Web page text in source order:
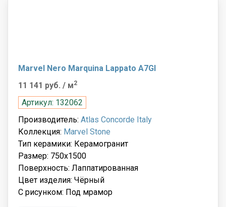
Marvel Nero Marquina Lappato A7GI
11 141 руб. / м2
Артикул: 132062
Производитель: Atlas Concorde Italy
Коллекция: Marvel Stone
Тип керамики: Керамогранит
Размер: 750x1500
Поверхность: Лаппатированная
Цвет изделия: Чёрный
С рисунком: Под мрамор